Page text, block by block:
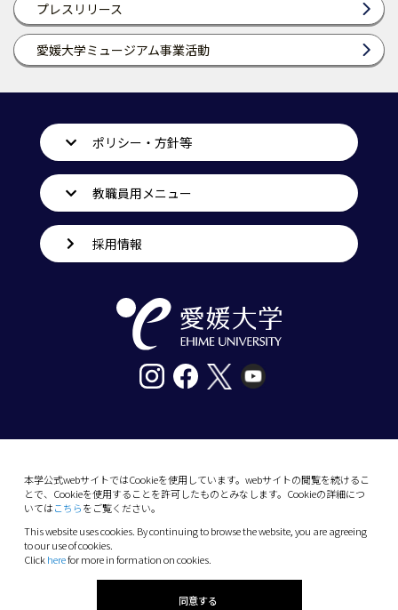
プレスリリース
愛媛大学ミュージアム事業活動
本学公式webサイトではCookieを使用しています。webサイトの閲覧を続けるこ
とで、Cookieを使用することを許可したものとみなします。Cookieの詳細につ
いてはこちらをご覧ください。
This website uses cookies. By continuing to browse the website, you are agreeing
to our use of cookies.
Clickherefor more in formation on cookies.
同意する
ポリシー・方針等
教職員用メニュー
採用情報
10-13 Dogo-Himata, Matsuyama, Ehime 790-
Phone: +81 89-927-9000
(C) 2026 Ehime University.